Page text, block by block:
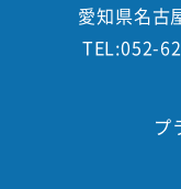
愛知県名古
TEL:052-
プ